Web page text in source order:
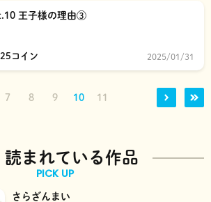
王子様の理由③
25コイン 2025/01/31
7 8 9 10 11
読まれている作品
PICK UP
さらざんまい